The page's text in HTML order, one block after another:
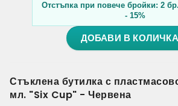
Отстъпка при повече бройки: 2
- 15%
ДОБАВИ В
Стъклена бутилка с
мл. "Six Cup" - Червена